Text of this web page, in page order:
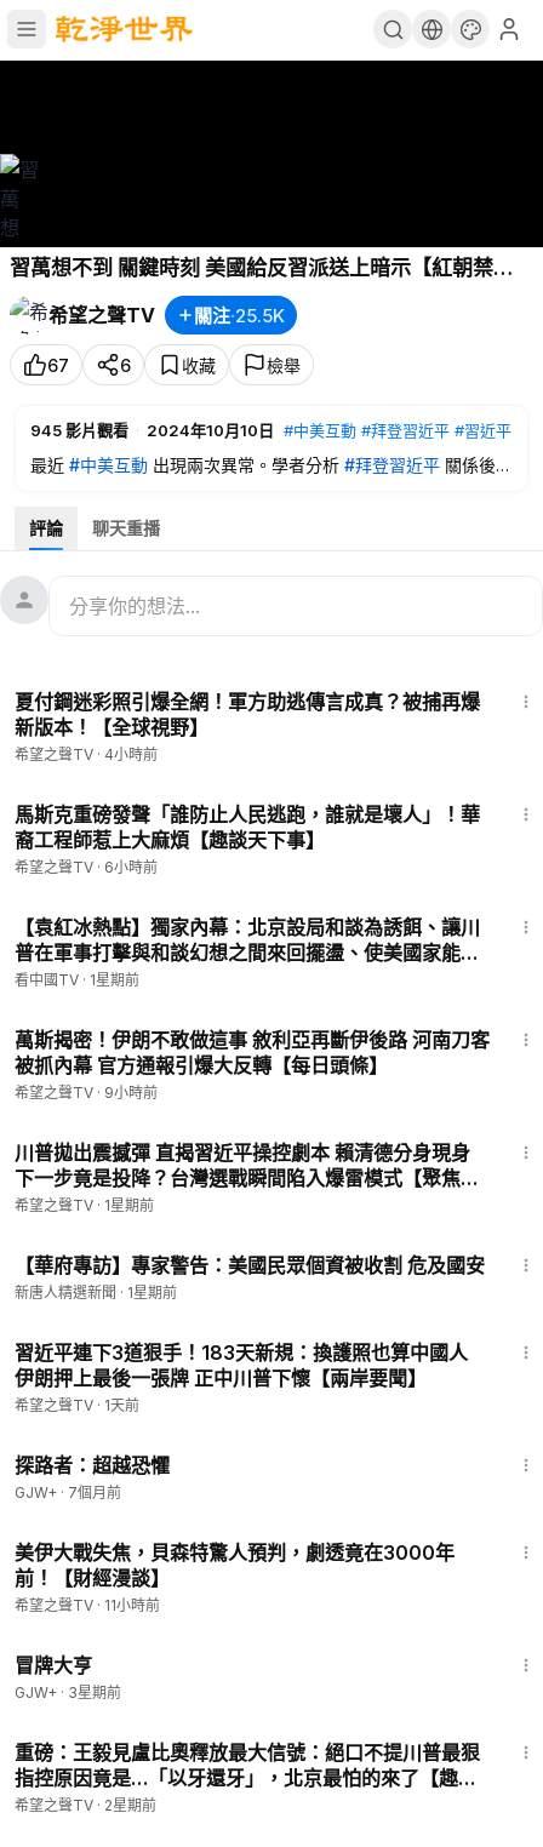
習萬想不到 關鍵時刻 美國給反習派送上暗示【紅朝禁
聞】
希望之聲TV
關注·25.5K
67 6 收藏 檢舉
945影片觀看 · 2024年10月10日 #中美互動 #拜登習近平 #習近平
最近 #中美互動 出現兩次異常。學者分析 #拜登習近平 關係後認
內容提要：
趙君朔解析賴清德總統首次國慶演講
紀念心理健康日 華人揭中共迫害
sources：Reuters
💟捐助我們 ►https://donorbox.org/soh-tv
們於聯繫您：https://landing.mailerlite.com/webforms/landing/
l1l7p9
🚗捐車網址 ►https://donatecarsoh.org
🤝廣告合作洽談 ►soh-tv@soundofhope.org
㊙️ 爆料郵箱 ►sohtv99@gmail.com
🍀自動翻牆APP ►
D%94-email
▬▬▬▬▬▬▬▬▬▬▬▬▬▬▬▬
希望之聲TV （SOH TV）每天會為您及時報導中國、香港，台
灣、美國、歐洲等全世界的最新新聞，我們的新聞直播會有知名
真相節目深受大陸觀眾喜愛。當前中共已成全世界焦點，習近平
治下的中國命運將如何，中國觀察節目會通過紀錄片及記者採訪
為您及時報導。
評論 聊天重播
夏付鋼迷彩照引爆全網！軍方助逃傳言成真？被捕再爆
新版本！【全球視野】
希望之聲TV · 4小時前
馬斯克重磅發聲「誰防止人民逃跑，誰就是壞人」！華
裔工程師惹上大麻煩【趣談天下事】
希望之聲TV · 6小時前
【袁紅冰熱點】獨家內幕：北京設局和談為誘餌、讓川
普在軍事打擊與和談幻想之間來回擺盪、使美國家能量
長期陷伊久拖不絕…中共當下對伊革命衛隊和胡塞武
看中國TV · 1星期前
萬斯揭密！伊朗不敢做這事 敘利亞再斷伊後路 河南刀客
被抓內幕 官方通報引爆大反轉【每日頭條】
希望之聲TV · 9小時前
川普拋出震撼彈 直揭習近平操控劇本 賴清德分身現身
下一步竟是投降？台灣選戰瞬間陷入爆雷模式【聚焦臺
灣】
希望之聲TV · 1星期前
【華府專訪】專家警告：美國民眾個資被收割 危及國安
新唐人精選新聞 · 1星期前
習近平連下3道狠手！183天新規：換護照也算中國人
伊朗押上最後一張牌 正中川普下懷【兩岸要聞】
希望之聲TV · 1天前
探路者：超越恐懼
GJW+ · 7個月前
美伊大戰失焦，貝森特驚人預判，劇透竟在3000年
前！【財經漫談】
希望之聲TV · 11小時前
冒牌大亨
GJW+ · 3星期前
重磅：王毅見盧比奧釋放最大信號：絕口不提川普最狠
指控原因竟是…「以牙還牙」，北京最怕的來了【趣談
天下事】
希望之聲TV · 2星期前